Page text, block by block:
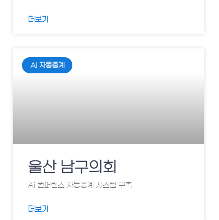
더보기
AI 자동중계
울산 남구의회
Ai 컨퍼런스 자동중계 시스템 구축
더보기